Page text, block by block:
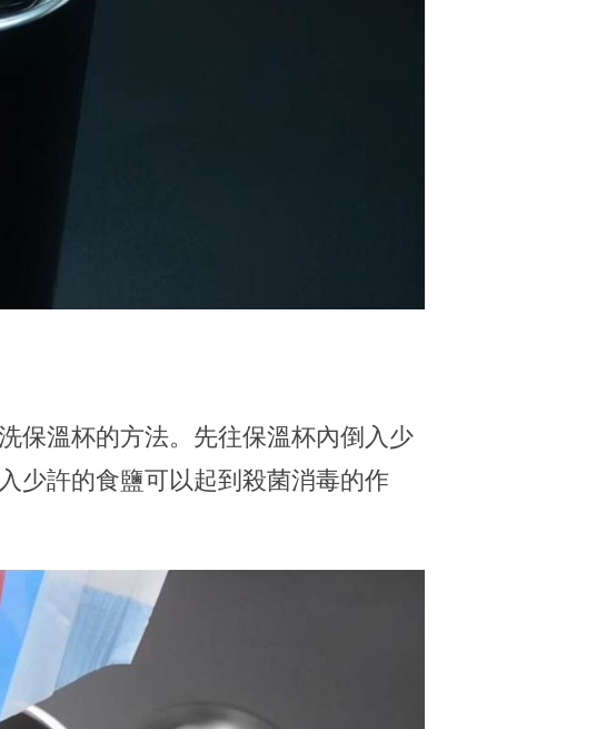
保溫杯的方法。先往保溫杯內倒入少
少許的食鹽可以起到殺菌消毒的作